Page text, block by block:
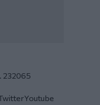
Youtube